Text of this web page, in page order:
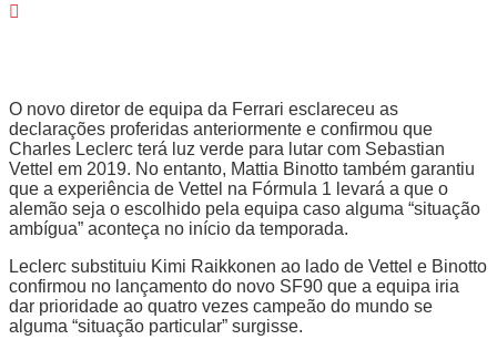
O novo diretor de equipa da Ferrari esclareceu as
declarações proferidas anteriormente e confirmou que
Charles Leclerc terá luz verde para lutar com Sebastian
Vettel em 2019. No entanto, Mattia Binotto também garantiu
que a experiência de Vettel na Fórmula 1 levará a que o
alemão seja o escolhido pela equipa caso alguma “situação
ambígua” aconteça no início da temporada.
Leclerc substituiu Kimi Raikkonen ao lado de Vettel e Binotto
confirmou no lançamento do novo SF90 que a equipa iria
dar prioridade ao quatro vezes campeão do mundo se
alguma “situação particular” surgisse.